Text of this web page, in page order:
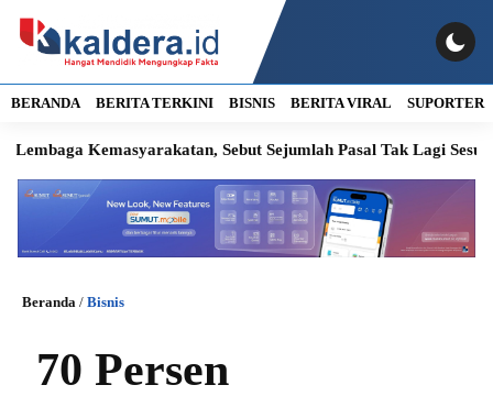
BERANDA BERITA TERKINI BISNIS BERITA VIRAL SUPORTER
Kemasyarakatan, Sebut Sejumlah Pasal Tak Lagi Sesuai Aturan
Beranda / Bisnis
70 Persen